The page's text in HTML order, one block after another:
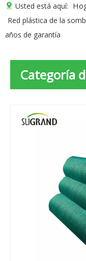
Usted está aquí:
Red plástica de la
años de garantía
Categoría